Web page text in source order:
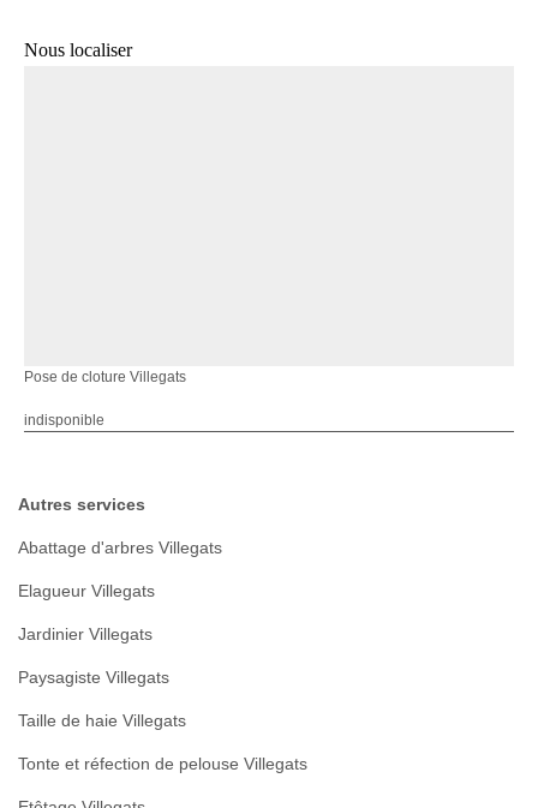
Nous localiser
Pose de cloture Villegats
indisponible
Autres services
Abattage d'arbres Villegats
Elagueur Villegats
Jardinier Villegats
Paysagiste Villegats
Taille de haie Villegats
Tonte et réfection de pelouse Villegats